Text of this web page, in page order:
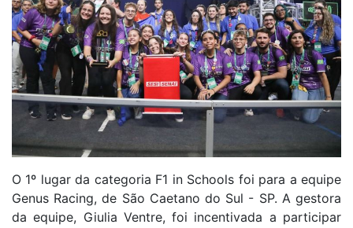
O 1º lugar da categoria F1 in Schools foi para a equipe
Genus Racing, de São Caetano do Sul - SP. A gestora
da equipe, Giulia Ventre, foi incentivada a participar